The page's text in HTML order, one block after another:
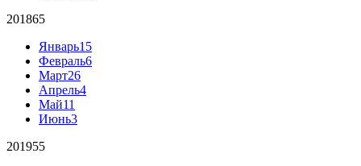
201865
Январь15
Февраль6
Март26
Апрель4
Май11
Июнь3
201955